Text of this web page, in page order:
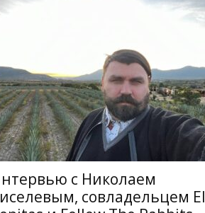
с Николаем
совладельцем El